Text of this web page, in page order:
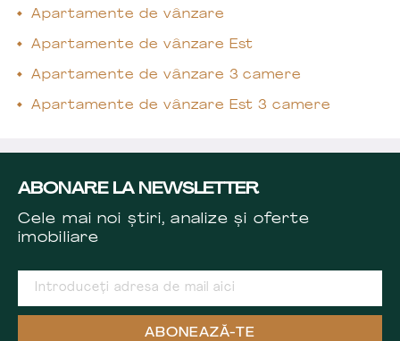
Apartamente de vânzare
Apartamente de vânzare Est
Apartamente de vânzare 3 camere
Apartamente de vânzare Est 3 camere
ABONARE LA NEWSLETTER
Cele mai noi știri, analize și oferte
imobiliare
ABONEAZĂ-TE